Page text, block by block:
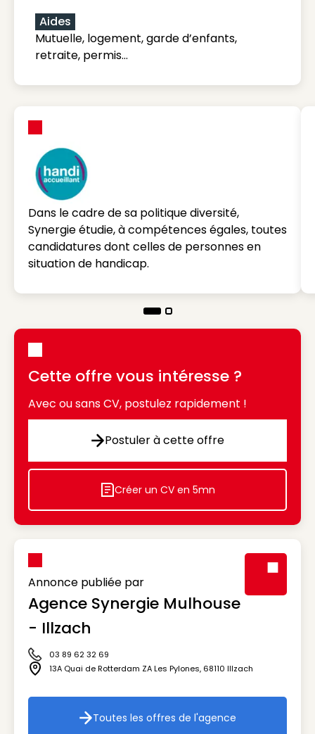
Aides
Mutuelle, logement, garde d’enfants,
retraite, permis…
Dans le cadre de sa politique diversité,
Synergie étudie, à compétences égales, toutes
candidatures dont celles de personnes en
situation de handicap.
Cette offre vous intéresse ?
Avec ou sans CV, postulez rapidement !
Postuler à cette offre
Postuler à cette offre
Icon decorative
Créer un CV en 5mn
Annonce publiée par
Agence Synergie Mulhouse
- Illzach
Icône téléphone
03 89 62 32 69
Icône adresse
13A Quai de Rotterdam ZA Les Pylones, 68110 Illzach
Toutes les offres de l'agence
Toutes les offres de l'agence